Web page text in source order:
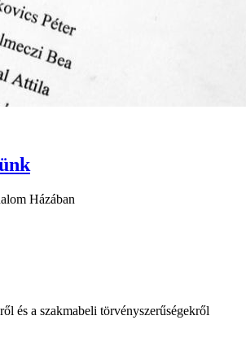
Házában
és a szakmabeli törvényszerűségekről